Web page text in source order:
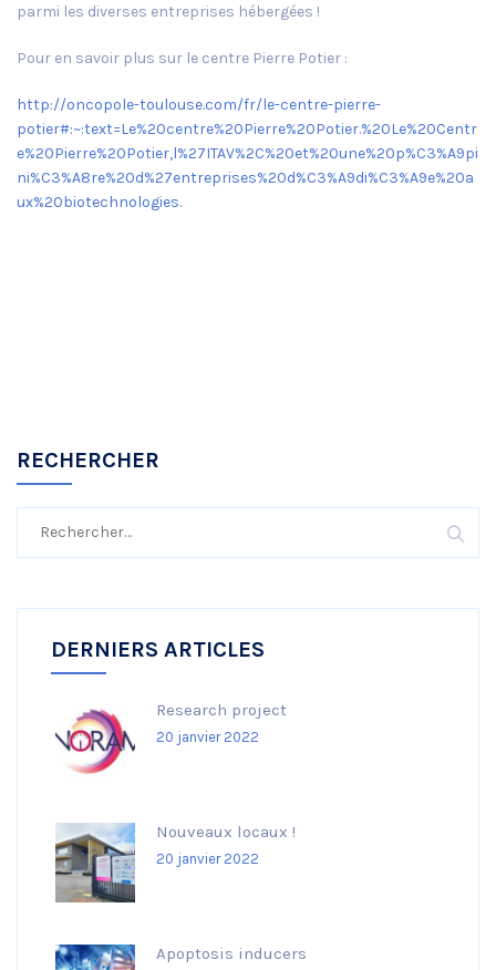
parmi les diverses entreprises hébergées !
Pour en savoir plus sur le centre Pierre Potier :
http://oncopole-toulouse.com/fr/le-centre-pierre-
potier#:~:text=Le%20centre%20Pierre%20Potier.%20Le%20Centr
e%20Pierre%20Potier,l%27ITAV%2C%20et%20une%20p%C3%A9pi
ni%C3%A8re%20d%27entreprises%20d%C3%A9di%C3%A9e%20a
ux%20biotechnologies.
RECHERCHER
DERNIERS ARTICLES
Research project
20 janvier 2022
Nouveaux locaux !
20 janvier 2022
Apoptosis inducers